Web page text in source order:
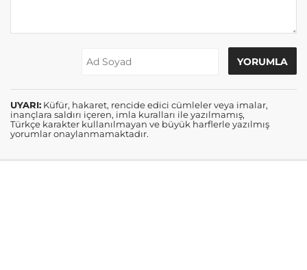
UYARI: Küfür, hakaret, rencide edici cümleler veya imalar,
inançlara saldırı içeren, imla kuralları ile yazılmamış,
Türkçe karakter kullanılmayan ve büyük harflerle yazılmış
yorumlar onaylanmamaktadır.